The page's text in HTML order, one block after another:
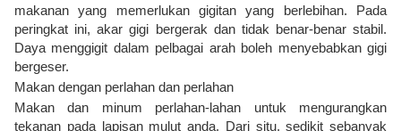
makanan yang memerlukan gigitan yang berlebihan. Pada
peringkat ini, akar gigi bergerak dan tidak benar-benar stabil.
Daya menggigit dalam pelbagai arah boleh menyebabkan gigi
bergeser.
Makan dengan perlahan dan perlahan
Makan dan minum perlahan-lahan untuk mengurangkan
tekanan pada lapisan mulut anda. Dari situ, sedikit sebanyak